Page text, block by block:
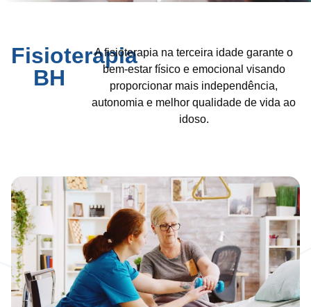
Fisioterapia
BH
A fisioterapia na terceira idade garante o
bem-estar físico e emocional visando
proporcionar mais independência,
autonomia e melhor qualidade de vida ao
idoso.